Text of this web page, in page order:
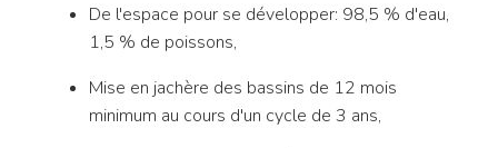
De l'espace pour se développer: 98,5 % d'eau,
1,5 % de poissons,
Mise en jachère des bassins de 12 mois
minimum au cours d'un cycle de 3 ans,